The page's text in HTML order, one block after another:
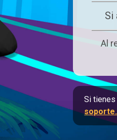
Si
Al
Si tienes
soporte.